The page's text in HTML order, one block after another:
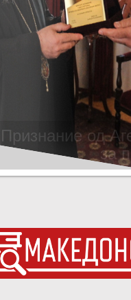
CHICAGO: 6/8
СРЕДБА НА